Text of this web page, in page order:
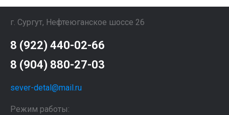
г. Сургут, Нефтеюганское шоссе 26
8 (922) 440-02-66
8 (904) 880-27-03
sever-detal@mail.ru
Режим работы: